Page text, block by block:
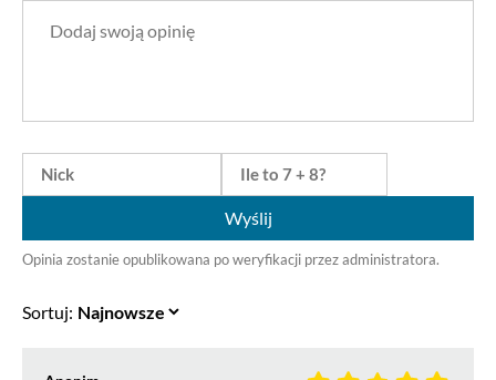
Wyślij
Opinia zostanie opublikowana po weryfikacji przez administratora.
Sortuj: